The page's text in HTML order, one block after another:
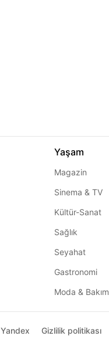
Yaşam
Magazin
Sinema & TV
Kültür-Sanat
Sağlık
Seyahat
Gastronomi
Moda & Bakım
Yandex Gizlilik politikası